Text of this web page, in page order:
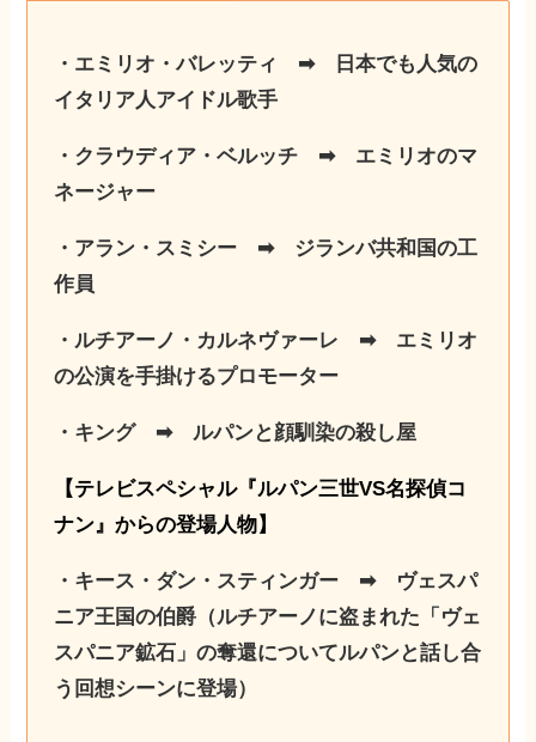
・エミリオ・バレッティ ➡︎ 日本でも人気の
イタリア人アイドル歌手
・クラウディア・ベルッチ ➡︎ エミリオのマ
ネージャー
・アラン・スミシー ➡︎ ジランバ共和国の工
作員
・ルチアーノ・カルネヴァーレ ➡︎ エミリオ
の公演を手掛けるプロモーター
・キング ➡︎ ルパンと顔馴染の殺し屋
【テレビスペシャル『ルパン三世VS名探偵コ
ナン』からの登場人物】
・キース・ダン・スティンガー ➡︎ ヴェスパ
ニア王国の伯爵（ルチアーノに盗まれた「ヴェ
スパニア鉱石」の奪還についてルパンと話し合
う回想シーンに登場）